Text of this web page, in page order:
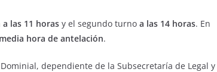
a las 11 horas y el segundo turno a las 14 horas. En
hora de antelación.
dependiente de la Subsecretaría de Legal y